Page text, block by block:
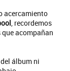
acercamiento
, recordemos
acompañan
álbum ni